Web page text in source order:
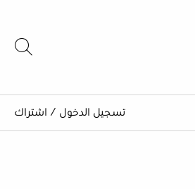
تسجيل الدخول / اشتراك